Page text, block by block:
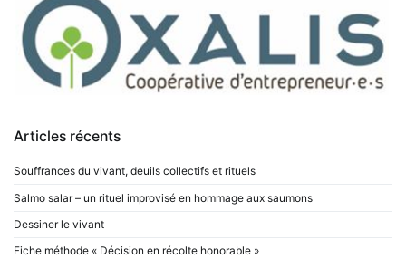
Articles récents
Souffrances du vivant, deuils collectifs et rituels
Salmo salar – un rituel improvisé en hommage aux saumons
Dessiner le vivant
Fiche méthode « Décision en récolte honorable »